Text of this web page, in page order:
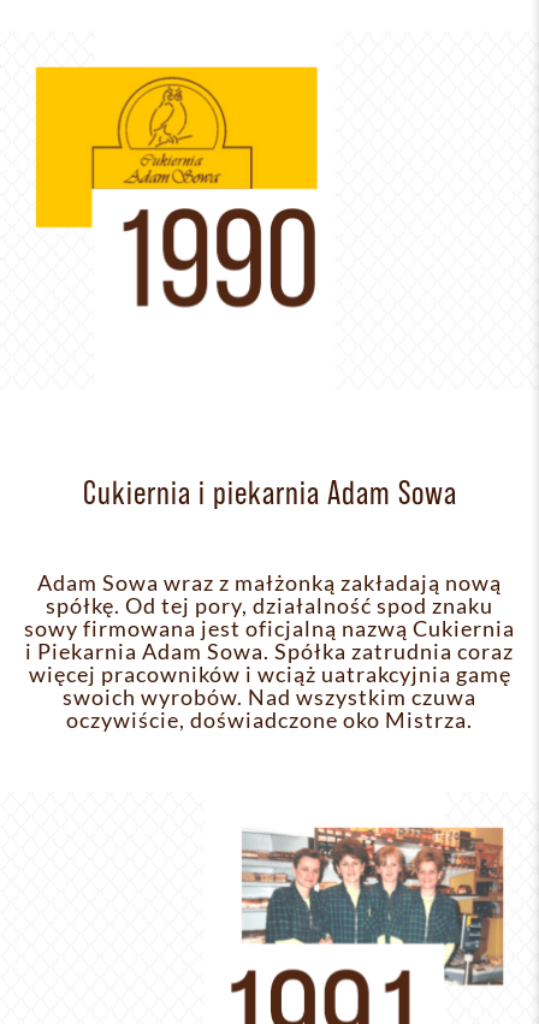
Cukiernia i piekarnia Adam Sowa
Adam Sowa wraz z małżonką zakładają nową
spółkę. Od tej pory, działalność spod znaku
sowy firmowana jest oficjalną nazwą Cukiernia
i Piekarnia Adam Sowa. Spółka zatrudnia coraz
więcej pracowników i wciąż uatrakcyjnia gamę
swoich wyrobów. Nad wszystkim czuwa
oczywiście, doświadczone oko Mistrza.